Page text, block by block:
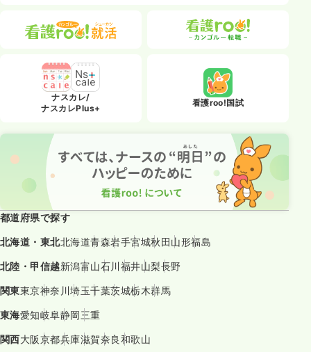
ナスカレ/
ナスカレPlus+
看護roo!国試
都道府県で探す
北海道・東北北海道青森岩手宮城秋田山形福島
北陸・甲信越新潟富山石川福井山梨長野
関東東京神奈川埼玉千葉茨城栃木群馬
東海愛知岐阜静岡三重
関西大阪京都兵庫滋賀奈良和歌山